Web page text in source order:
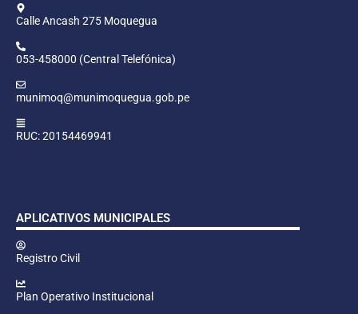
Calle Ancash 275 Moquegua
053-458000 (Central Telefónica)
munimoq@munimoquegua.gob.pe
RUC: 20154469941
APLICATIVOS MUNICIPALES
Registro Civil
Plan Operativo Institucional